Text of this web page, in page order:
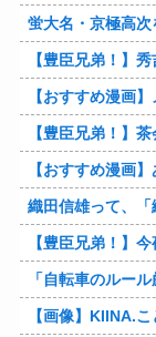
蛍大名・京極高次
【豊臣兄弟！】
【おすすめ漫画
【豊臣兄弟！】
【おすすめ漫画
織田信雄って、「織田信雄はバ
【豊臣兄弟！】
「自転車のルール
【画像】KIINA.こと